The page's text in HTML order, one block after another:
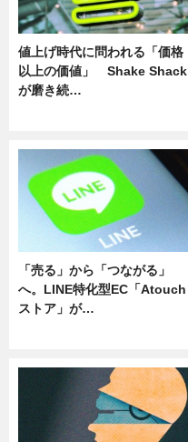
値上げ時代に問われる「価格
以上の価値」 Shake Shack
が磨き続…
「売る」から「つながる」
へ。LINE特化型EC「Atouch
ストア」が…